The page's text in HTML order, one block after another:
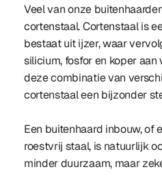
Veel van onze
cortenstaal. Cortenstaal is
bestaat uit ijzer, waar
silicium, fosfor en koper
deze combinatie van
cortenstaal een bijzonder
Een buitenhaard inbouw, of
roestvrij staal, is natuurlijk
minder duurzaam, maar